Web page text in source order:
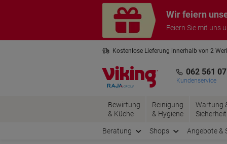
Wir feiern
Feiern Sie mit uns
Kostenlose Lieferung innerhalb von 2
062 561
Kundenservice
Bewirtung
& Küche
Reinigung
& Hygiene
Wartung
Sicherheit
Beratung Shops Angebote &